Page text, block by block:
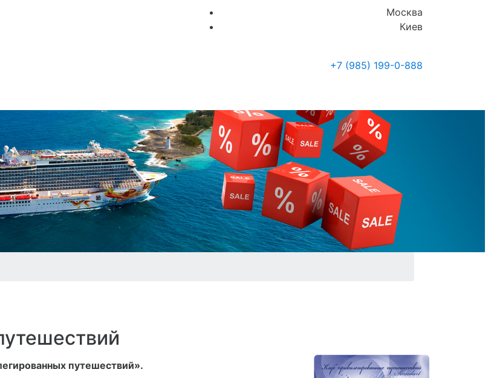
Москва
Киев
+7 (985) 199-0-888
путешествий».